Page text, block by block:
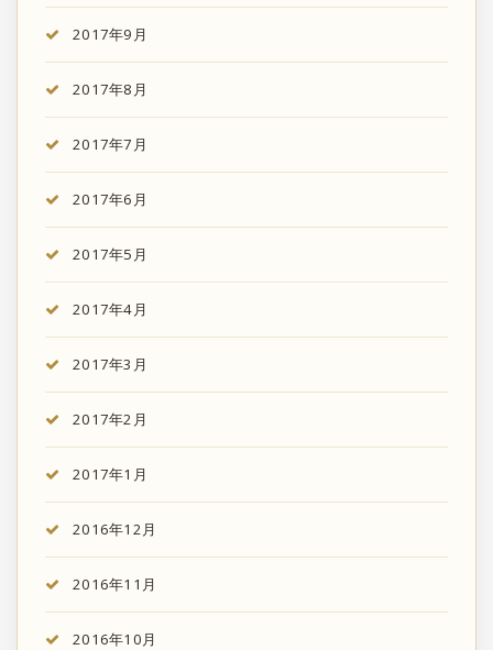
2017年9月
2017年8月
2017年7月
2017年6月
2017年5月
2017年4月
2017年3月
2017年2月
2017年1月
2016年12月
2016年11月
2016年10月